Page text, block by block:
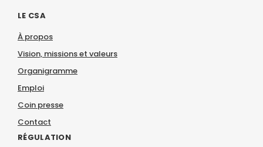
LE CSA
À propos
Vision, missions et valeurs
Organigramme
Emploi
Coin presse
Contact
RÉGULATION